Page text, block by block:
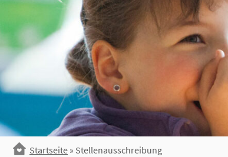
Startseite » Stellenausschreibung